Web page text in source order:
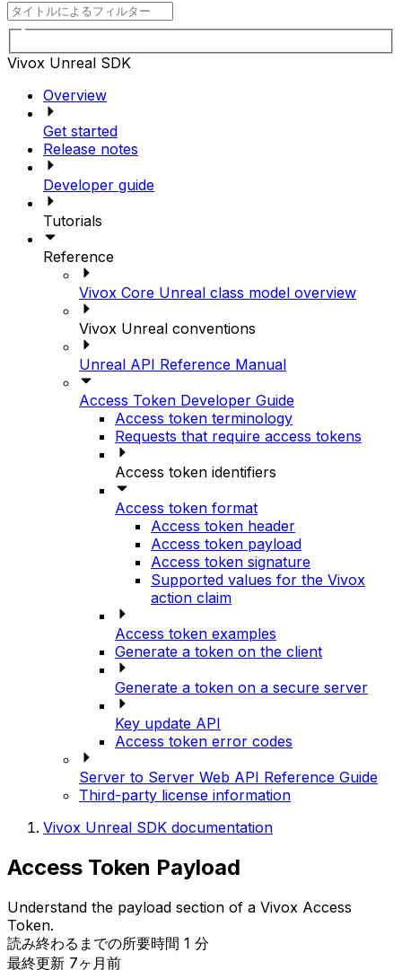
Vivox Unreal SDK
Overview
Get started
Release notes
Developer guide
Tutorials
Reference
Vivox Core Unreal class model overview
Vivox Unreal conventions
Unreal API Reference Manual
Access Token Developer Guide
Access token terminology
Requests that require access tokens
Access token identifiers
Access token format
Access token header
Access token payload
Access token signature
Supported values for the Vivox
action claim
Access token examples
Generate a token on the client
Generate a token on a secure server
Key update API
Access token error codes
Server to Server Web API Reference Guide
Third-party license information
Vivox Unreal SDK documentation
Access Token Payload
Understand the payload section of a Vivox Access
Token.
読み終わるまでの所要時間 1 分
最終更新 7ヶ月前